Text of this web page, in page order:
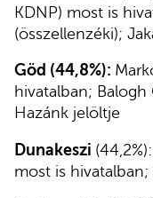
KDNP) most is
(összellenzéki);
Göd (44,8%):
hivatalban; Balogh
Hazánk jelöltje
Dunakeszi
most is